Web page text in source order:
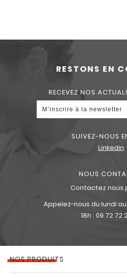
RESTONS EN
RECEVEZ NOS
SUIVEZ-NOUS
Linkedin
NOUS
Contactez nous
Appelez-nous du lundi
18h : 09 72 72
NOS PRODUITS